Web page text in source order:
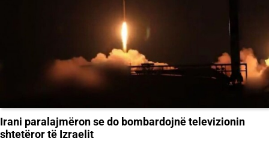
Irani paralajmëron se do bombardojnë televizionin
shtetëror të Izraelit